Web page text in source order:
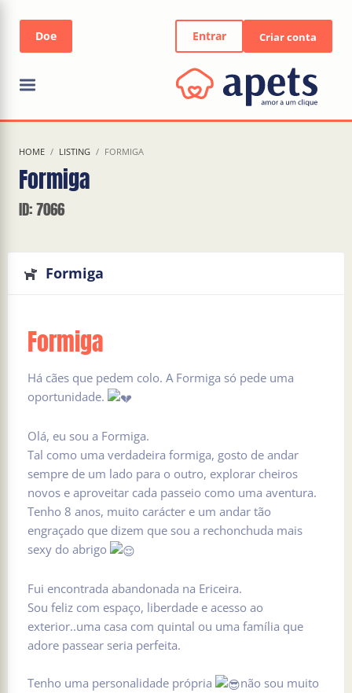
Entrar Criar conta
HOME LISTING FORMIGA
Formiga
ID: 7066
Formiga
Formiga
Há cães que pedem colo. A Formiga só pede uma
oportunidade.
Olá, eu sou a Formiga.
Tal como uma verdadeira formiga, gosto de andar
sempre de um lado para o outro, explorar cheiros
novos e aproveitar cada passeio como uma aventura.
Tenho 8 anos, muito carácter e um andar tão
engraçado que dizem que sou a rechonchuda mais
sexy do abrigo
Fui encontrada abandonada na Ericeira.
Sou feliz com espaço, liberdade e acesso ao
exterior..uma casa com quintal ou uma família que
adore passear seria perfeita.
Tenho uma personalidade própria
não sou muito